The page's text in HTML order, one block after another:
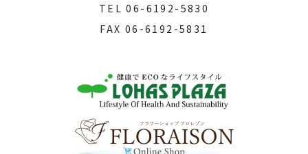
TEL06-6192-5830
FAX 06-6192-5831